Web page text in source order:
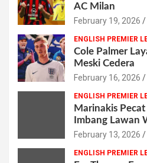
AC Milan
February 19, 2026
ENGLISH PREMIER
Cole Palmer
Meski Cedera
February 16, 2026
ENGLISH PREMIER
Marinakis
Imbang Lawan
February 13, 2026
ENGLISH PREMIER